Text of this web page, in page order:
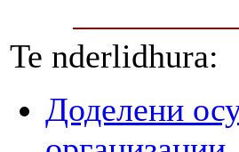
Te nderlidhura:
Доделени